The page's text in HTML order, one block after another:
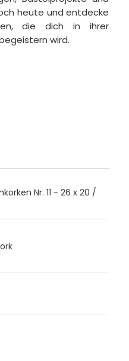
heute und entdecke
die dich in ihrer
wird.
Nr. 11 - 26 x 20 /